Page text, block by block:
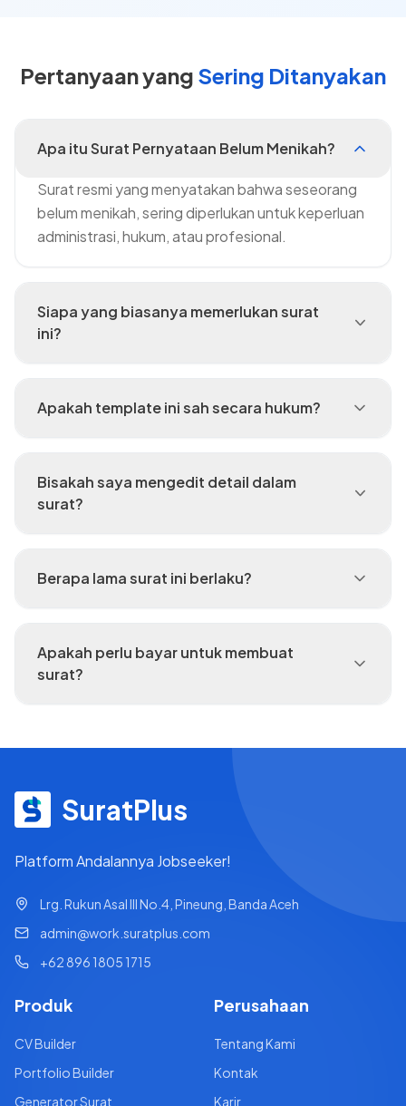
Pertanyaan yang Sering Ditanyakan
Apa itu Surat Pernyataan Belum Menikah?
Surat resmi yang menyatakan bahwa seseorang
belum menikah, sering diperlukan untuk keperluan
administrasi, hukum, atau profesional.
Siapa yang biasanya memerlukan surat
ini?
Apakah template ini sah secara hukum?
Bisakah saya mengedit detail dalam
surat?
Berapa lama surat ini berlaku?
Apakah perlu bayar untuk membuat
surat?
SuratPlus
Platform Andalannya Jobseeker!
Lrg. Rukun Asal III No.4, Pineung, Banda Aceh
admin@work.suratplus.com
+62 896 1805 1715
Produk
CV Builder
Portfolio Builder
Generator Surat
Perusahaan
Tentang Kami
Kontak
Karir